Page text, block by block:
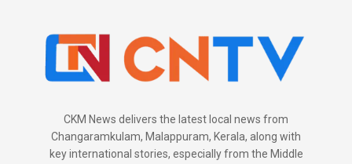
CKM News delivers the latest local news from
Changaramkulam, Malappuram, Kerala, along with
key international stories, especially from the Middle